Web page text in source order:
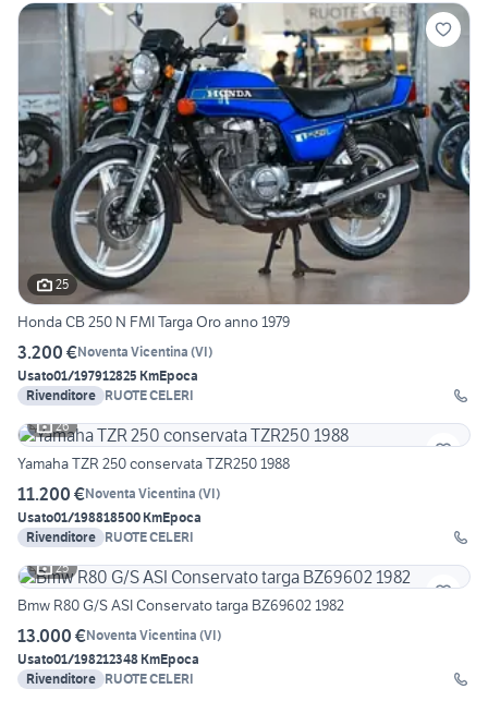
25
Honda CB 250 N FMI Targa Oro anno 1979
3.200 €Noventa Vicentina (VI)
Usato01/197912825 KmEpoca
Rivenditore RUOTE CELERI
26
Yamaha TZR 250 conservata TZR250 1988
11.200 €Noventa Vicentina (VI)
Usato01/198818500 KmEpoca
Rivenditore RUOTE CELERI
25
Bmw R80 G/S ASI Conservato targa BZ69602 1982
13.000 €Noventa Vicentina (VI)
Usato01/198212348 KmEpoca
Rivenditore RUOTE CELERI